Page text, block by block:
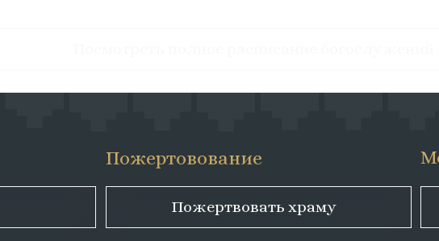
Пожертвовать храму
Пожертовование